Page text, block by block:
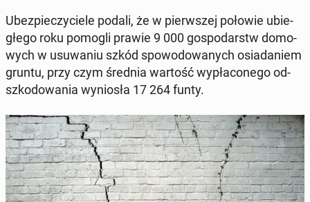
Ubez­pie­czy­cie­le podali, że w pierw­szej połowie ubie­
głe­go roku pomogli prawie 9 000 go­spo­darstw do­mo­
wych w usu­wa­niu szkód spo­wo­do­wa­nych osia­da­niem
gruntu, przy czym średnia wartość wy­pła­co­ne­go od­
szko­do­wa­nia wy­nio­sła 17 264 funty.